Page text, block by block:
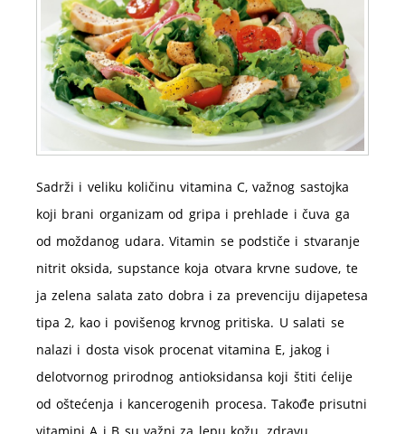
Sadrži i veliku količinu vitamina C, važnog sastojka
koji brani organizam od gripa i prehlade i čuva ga
od moždanog udara. Vitamin se podstiče i stvaranje
nitrit oksida, supstance koja otvara krvne sudove, te
ja zelena salata zato dobra i za prevenciju dijapetesa
tipa 2, kao i povišenog krvnog pritiska. U salati se
nalazi i dosta visok procenat vitamina E, jakog i
delotvornog prirodnog antioksidansa koji štiti ćelije
od oštećenja i kancerogenih procesa. Takođe prisutni